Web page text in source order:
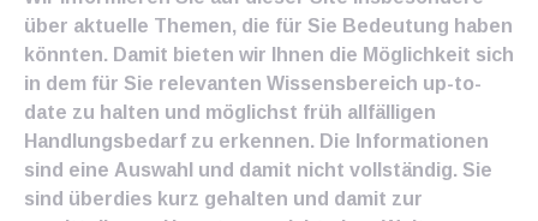
über aktuelle Themen, die für Sie Bedeutung haben
könnten. Damit bieten wir Ihnen die Möglichkeit sich
in dem für Sie relevanten Wissensbereich up-to-
date zu halten und möglichst früh allfälligen
Handlungsbedarf zu erkennen. Die Informationen
sind eine Auswahl und damit nicht vollständig. Sie
sind überdies kurz gehalten und damit zur